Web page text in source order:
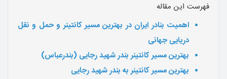
فهرست این مقاله
اهمیت بنادر ایران در بهترین مسیر کانتینر و حمل و نقل
دریایی جهانی
بهترین مسیر کانتینر بندر شهید رجایی (بندرعباس)
بهترین مسیر کانتینر به بندر شهید رجایی